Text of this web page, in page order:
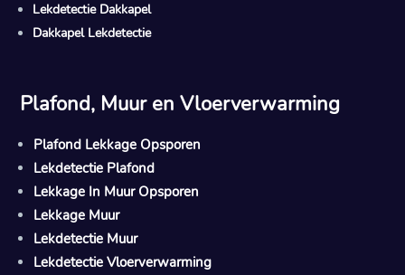
Lekdetectie Dakkapel
Dakkapel Lekdetectie
Plafond, Muur en Vloerverwarming
Plafond Lekkage Opsporen
Lekdetectie Plafond
Lekkage In Muur Opsporen
Lekkage Muur
Lekdetectie Muur
Lekdetectie Vloerverwarming